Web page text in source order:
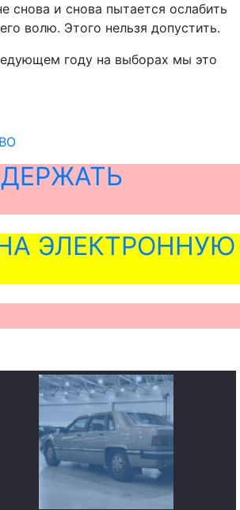
снова и снова пытается ослабить
волю. Этого нельзя допустить.
году на выборах мы это
ЭЛЕКТРОННУЮ